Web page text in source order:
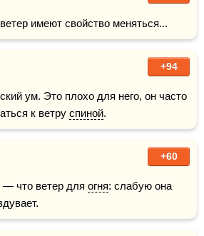
имеют свойство меняться...
+94
ум. Это плохо для него, он часто
к ветру спиной.
+60
— что ветер для огня: слабую она